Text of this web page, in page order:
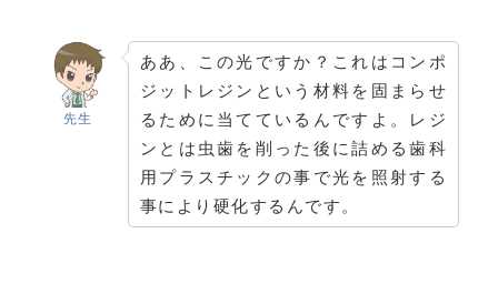
先生
ああ、この光ですか？これはコンポ
ジットレジンという材料を固まらせ
るために当てているんですよ。レジ
ンとは虫歯を削った後に詰める歯科
用プラスチックの事で光を照射する
事により硬化するんです。